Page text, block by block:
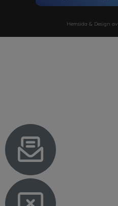
Hemsida & Design